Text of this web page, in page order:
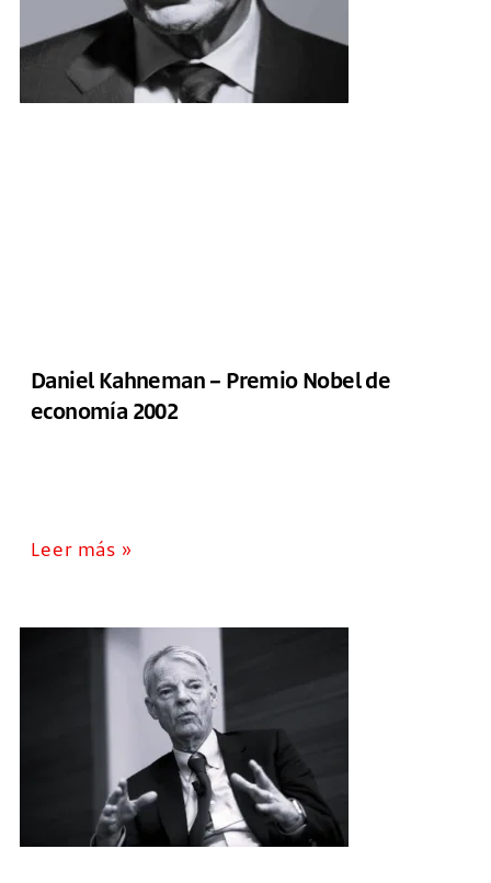
Daniel Kahneman – Premio Nobel de
economía 2002
Leer más »